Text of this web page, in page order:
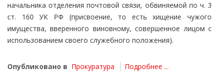
начальника отделения почтовой связи, обвиняемой по ч. 3
ст. 160 УК РФ (присвоение, то есть хищение чужого
имущества, вверенного виновному, совершенное лицом с
использованием своего служебного положения).
Опубликовано в Прокуратура Подробнее ...